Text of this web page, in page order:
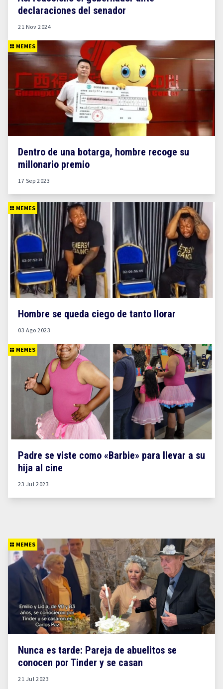
declaraciones del senador
21 Nov 2024
MEMES
Dentro de una botarga, hombre recoge su
millonario premio
17 Sep 2023
MEMES
Hombre se queda ciego de tanto llorar
03 Ago 2023
MEMES
Padre se viste como «Barbie» para llevar a su
hija al cine
23 Jul 2023
MEMES
Nunca es tarde: Pareja de abuelitos se
conocen por Tinder y se casan
21 Jul 2023